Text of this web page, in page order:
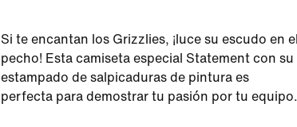
Si te encantan los Grizzlies, ¡luce su escudo en el
pecho! Esta camiseta especial Statement con su
estampado de salpicaduras de pintura es
perfecta para demostrar tu pasión por tu equipo.